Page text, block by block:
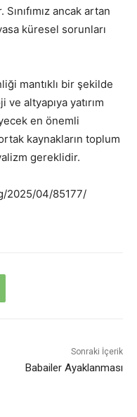
ancak artan
küresel sorunları
mantıklı bir şekilde
altyapıya yatırım
en önemli
kaynakların toplum
gereklidir.
2025/04/85177/
Sonraki İçerik
Babailer Ayaklanması